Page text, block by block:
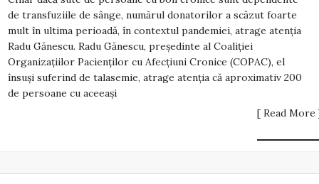
de transfuziile de sânge, numărul donatorilor a scăzut foarte
mult în ultima perioadă, în contextul pandemiei, atrage atenția
Radu Gănescu. Radu Gănescu, președinte al Coaliției
Organizațiilor Pacienților cu Afecțiuni Cronice (COPAC), el
însuși suferind de talasemie, atrage atenția că aproximativ 200
de persoane cu aceeași
[ Read More